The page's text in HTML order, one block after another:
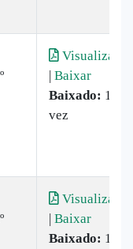
Visualizar
| Baixar
Baixado: 1
vez
Visualizar
| Baixar
Baixado: 1